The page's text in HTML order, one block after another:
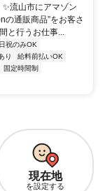
流山市にアマゾン
の通販商品”をお客さ
と行うお仕事...
祝のみOK
り
給料前払いOK
固定時間制
現在地
を設定する